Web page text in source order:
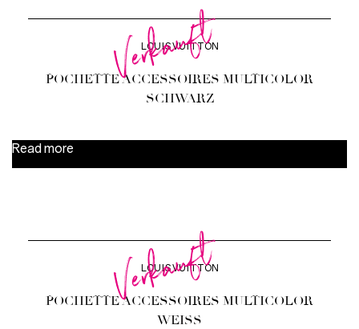
Verkauft
LOUIS VUITTON
POCHETTE ACCESSOIRES MULTICOLOR
SCHWARZ
Read more
Verkauft
LOUIS VUITTON
POCHETTE ACCESSOIRES MULTICOLOR
WEISS